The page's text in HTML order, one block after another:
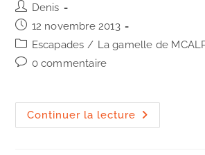
Auteur/autrice
de
publication :
Denis
Publication
publiée :
12 novembre 2013
Post
category:
Escapades / La gamelle de
Commentaires
publication :
0 commentaire
Continuer la lecture Toulouse